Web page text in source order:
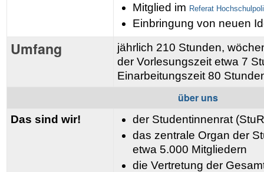
Mitglied im Referat
Einbringung von neuen
Umfang
jährlich 210 Stunden,
der Vorlesungszeit etwa 7
Einarbeitungszeit 80
über uns
Das sind wir!
der Studentinnenrat
das zentrale Organ der
etwa 5.000 Mitgliedern
die Vertretung der